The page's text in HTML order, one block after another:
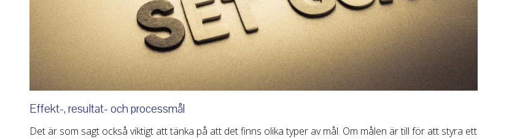
Effekt-, resultat- och processmål
Det är som sagt också viktigt att tänka på att det finns olika typer av mål. Om målen är till för att styra ett